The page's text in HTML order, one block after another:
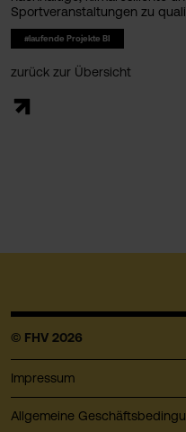
Sportveranstaltungen zu
#laufende Projekte BI
zurück zur Übersicht
© FHV 2026
Impressum
Allgemeine